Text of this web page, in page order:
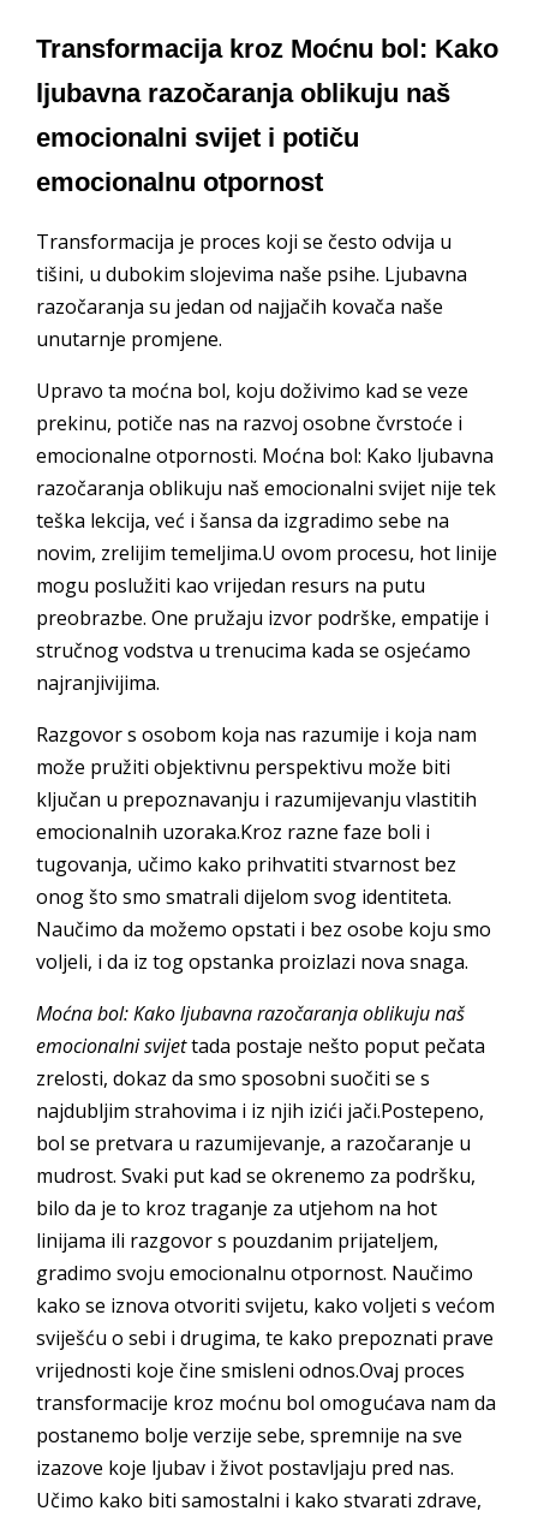
Transformacija kroz Moćnu bol: Kako
ljubavna razočaranja oblikuju naš
emocionalni svijet i potiču
emocionalnu otpornost
Transformacija je proces koji se često odvija u
tišini, u dubokim slojevima naše psihe. Ljubavna
razočaranja su jedan od najjačih kovača naše
unutarnje promjene.
Upravo ta moćna bol, koju doživimo kad se veze
prekinu, potiče nas na razvoj osobne čvrstoće i
emocionalne otpornosti. Moćna bol: Kako ljubavna
razočaranja oblikuju naš emocionalni svijet nije tek
teška lekcija, već i šansa da izgradimo sebe na
novim, zrelijim temeljima.U ovom procesu, hot linije
mogu poslužiti kao vrijedan resurs na putu
preobrazbe. One pružaju izvor podrške, empatije i
stručnog vodstva u trenucima kada se osjećamo
najranjivijima.
Razgovor s osobom koja nas razumije i koja nam
može pružiti objektivnu perspektivu može biti
ključan u prepoznavanju i razumijevanju vlastitih
emocionalnih uzoraka.Kroz razne faze boli i
tugovanja, učimo kako prihvatiti stvarnost bez
onog što smo smatrali dijelom svog identiteta.
Naučimo da možemo opstati i bez osobe koju smo
voljeli, i da iz tog opstanka proizlazi nova snaga.
Moćna bol: Kako ljubavna razočaranja oblikuju naš
emocionalni svijettada postaje nešto poput pečata
zrelosti, dokaz da smo sposobni suočiti se s
najdubljim strahovima i iz njih izići jači.Postepeno,
bol se pretvara u razumijevanje, a razočaranje u
mudrost. Svaki put kad se okrenemo za podršku,
bilo da je to kroz traganje za utjehom na hot
linijama ili razgovor s pouzdanim prijateljem,
gradimo svoju emocionalnu otpornost. Naučimo
kako se iznova otvoriti svijetu, kako voljeti s većom
sviješću o sebi i drugima, te kako prepoznati prave
vrijednosti koje čine smisleni odnos.Ovaj proces
transformacije kroz moćnu bol omogućava nam da
postanemo bolje verzije sebe, spremnije na sve
izazove koje ljubav i život postavljaju pred nas.
Učimo kako biti samostalni i kako stvarati zdrave,